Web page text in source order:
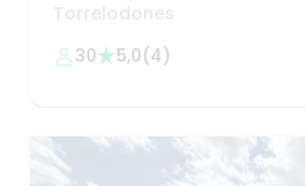
Torrelodones
30
5,0(4)